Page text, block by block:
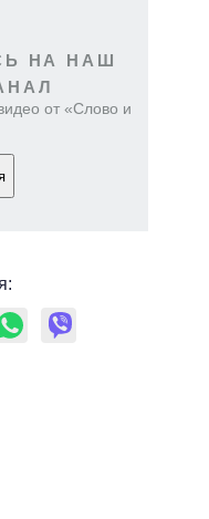
НА НАШ
от «Слово и